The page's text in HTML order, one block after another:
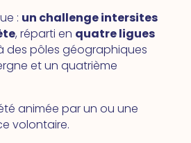
: un challenge intersites
, réparti en quatre ligues
des pôles géographiques
et un quatrième
animée par un ou une
volontaire.